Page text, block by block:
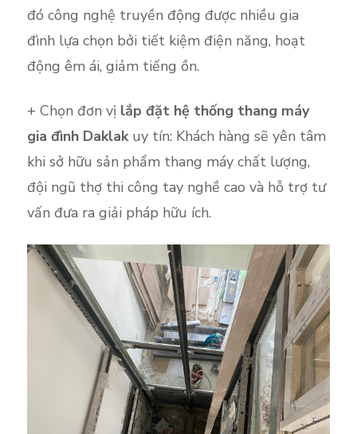
đó công nghệ truyền động được nhiều gia
đình lựa chọn bởi tiết kiệm điện năng, hoạt
động êm ái, giảm tiếng ồn.
+ Chọn đơn vị lắp đặt hệ thống thang máy
gia đình Daklak uy tín: Khách hàng sẽ yên tâm
khi sở hữu sản phẩm thang máy chất lượng,
đội ngũ thợ thi công tay nghề cao và hỗ trợ tư
vấn đưa ra giải pháp hữu ích.